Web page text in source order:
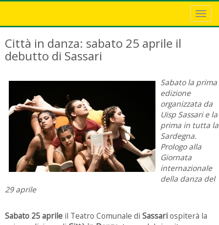
Città in danza: sabato 25 aprile il
debutto di Sassari
Sabato la prima
edizione
organizzata da
Uisp Sassari e la
prima in tutta la
Sardegna.
Prologo alla
Giornata
internazionale
della danza del
29 aprile
Sabato 25 aprile il Teatro Comunale di Sassariospiterà la